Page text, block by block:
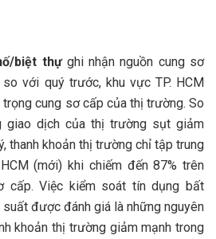
biệt thự ghi nhận nguồn cung sơ
với quý trước, khu vực TP. HCM
cung sơ cấp của thị trường. So
giao dịch của thị trường sụt giảm
thanh khoản thị trường chỉ tập trung
(mới) khi chiếm đến 87% trên
cấp. Việc kiểm soát tín dụng bất
được đánh giá là những nguyên
khoản thị trường giảm mạnh trong